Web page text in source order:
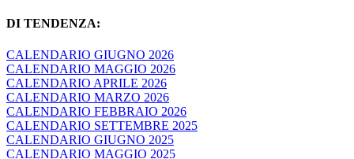
DI TENDENZA:
CALENDARIO GIUGNO 2026
CALENDARIO MAGGIO 2026
CALENDARIO APRILE 2026
CALENDARIO MARZO 2026
CALENDARIO FEBBRAIO 2026
CALENDARIO SETTEMBRE 2025
CALENDARIO GIUGNO 2025
CALENDARIO MAGGIO 2025